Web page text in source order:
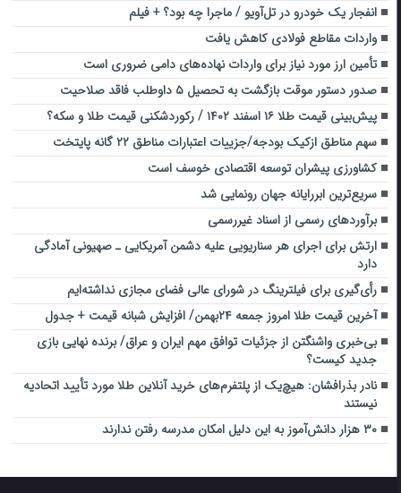
انفجار یک خودرو در تل‌آویو / ماجرا چه بود؟ + فیلم
واردات مقاطع فولادی کاهش یافت
تأمین ارز مورد نیاز برای واردات نهاده‌های دامی ضروری است
صدور دستور موقت بازگشت به تحصیل ۵ داوطلب فاقد صلاحیت
پیش‌بینی قیمت طلا ۱۶ اسفند ۱۴۰۲ / رکوردشکنی قیمت طلا و سکه؟
سهم مناطق ازکیک بودجه/جزییات اعتبارات مناطق ۲۲ گانه پایتخت
کشاورزی پیشران توسعه اقتصادی خوسف است
سریع‌ترین ابررایانه جهان رونمایی شد
برآوردهای رسمی از اسناد غیررسمی
ارتش برای اجرای هر سناریویی علیه دشمن آمریکایی ـ صهیونی آمادگی
دارد
رأی‌گیری برای فیلترینگ در شورای عالی فضای مجازی نداشته‌ایم
آخرین قیمت طلا امروز جمعه ۲۴بهمن/ افزایش شبانه قیمت + جدول
بی‌خبری واشنگتن از جزئیات توافق مهم ایران و عراق/ برنده نهایی بازی
جدید کیست؟
نادر بذرافشان: هیچ‌یک از پلتفرم‌های خرید آنلاین طلا مورد تأیید اتحادیه
نیستند
۳۰ هزار دانش‌آموز به این دلیل امکان مدرسه رفتن ندارند